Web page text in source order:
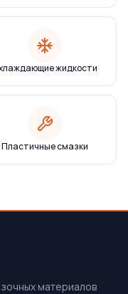
жидкости
Пластичные смазки
материалов